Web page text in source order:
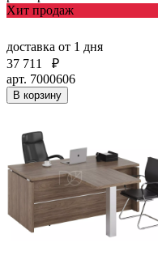
Хит продаж
доставка от 1 дня
37 711
₽
арт. 7000606
В корзину